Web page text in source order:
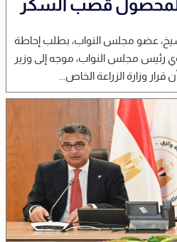
لمحصول قصب السكر
عضو مجلس النواب، بطلب إحاطة
رئيس مجلس النواب، موجه إلى وزير
وزارة الزراعة الخاص...